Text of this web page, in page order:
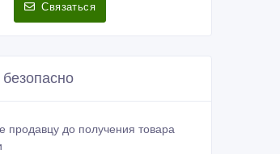
Связаться
продавцу до получения товара